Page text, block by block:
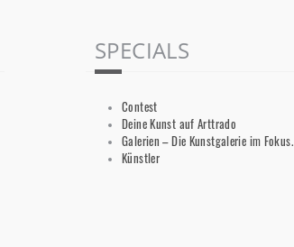
SPECIALS
Contest
Deine Kunst auf Arttrado
Galerien – Die Kunstgalerie im Fokus.
Künstler